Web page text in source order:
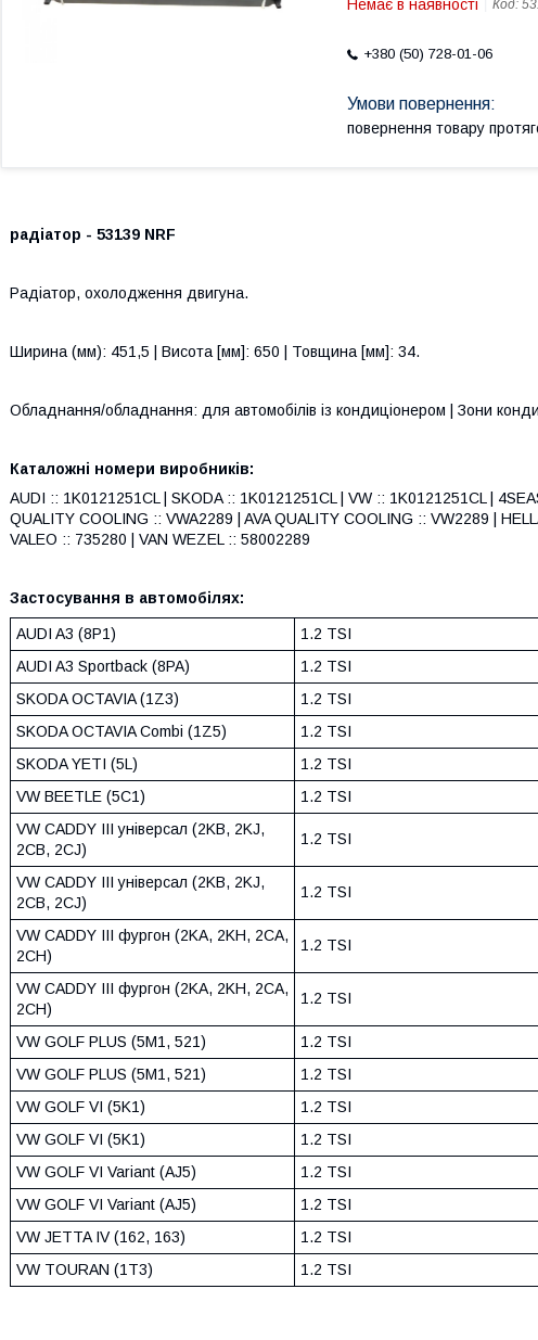
Немає в наявності Код:
+380 (50) 728-01-06
повернення товару
радіатор - 53139 NRF
Радіатор, охолодження двигуна.
Ширина (мм): 451,5 | Висота [мм]: 650 | Товщина [мм]: 34.
Обладнання/обладнання: для автомобілів із кондиціонером | Зони
Каталожні номери виробників:
AUDI :: 1K0121251CL | SKODA :: 1K0121251CL | VW :: 1K0121251CL |
QUALITY COOLING :: VWA2289 | AVA QUALITY COOLING :: VW2289 |
VALEO :: 735280 | VAN WEZEL :: 58002289
Застосування в автомобілях:
AUDI A3 (8P1) 1.2 TSI
AUDI A3 Sportback (8PA)
1.2 TSI
SKODA OCTAVIA (1Z3)
1.2 TSI
SKODA OCTAVIA Combi (1Z5)
1.2 TSI
SKODA YETI (5L)
1.2 TSI
VW BEETLE (5C1)
1.2 TSI
VW CADDY III універсал (2KB, 2KJ,
2CB, 2CJ)
1.2 TSI
VW CADDY III універсал (2KB, 2KJ,
2CB, 2CJ)
1.2 TSI
VW CADDY III фургон (2KA, 2KH, 2CA,
2CH)
1.2 TSI
VW CADDY III фургон (2KA, 2KH, 2CA,
2CH)
1.2 TSI
VW GOLF PLUS (5M1, 521) 1.2 TSI
VW GOLF PLUS (5M1, 521)
1.2 TSI
VW GOLF VI (5K1)
1.2 TSI
VW GOLF VI (5K1)
1.2 TSI
VW GOLF VI Variant (AJ5)
1.2 TSI
VW GOLF VI Variant (AJ5)
1.2 TSI
VW JETTA IV (162, 163)
1.2 TSI
VW TOURAN (1T3)
1.2 TSI